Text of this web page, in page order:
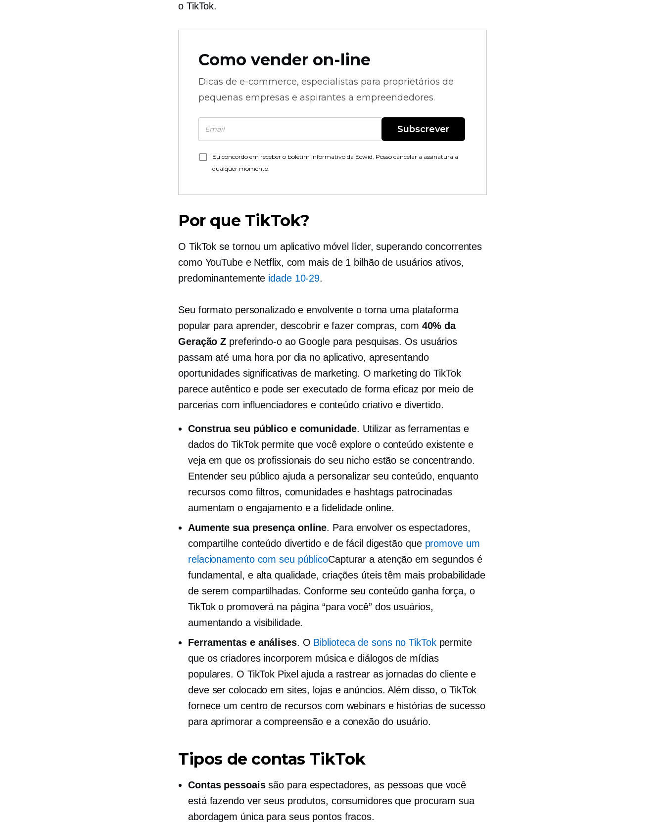
o TikTok.
Como vender on-line
Dicas de e-commerce, especialistas para proprietários de
pequenas empresas e aspirantes a empreendedores.
Subscrever
Eu concordo em receber o boletim informativo da Ecwid. Posso cancelar a assinatura a
qualquer momento.
Por que TikTok?
O TikTok se tornou um aplicativo móvel líder, superando concorrentes
como YouTube e Netflix, com mais de 1 bilhão de usuários ativos,
predominantemente idade 10-29.
Seu formato personalizado e envolvente o torna uma plataforma
popular para aprender, descobrir e fazer compras, com 40% da
Geração Z preferindo-o ao Google para pesquisas. Os usuários
passam até uma hora por dia no aplicativo, apresentando
oportunidades significativas de marketing. O marketing do TikTok
parece autêntico e pode ser executado de forma eficaz por meio de
parcerias com influenciadores e conteúdo criativo e divertido.
Construa seu público e comunidade. Utilizar as ferramentas e
dados do TikTok permite que você explore o conteúdo existente e
veja em que os profissionais do seu nicho estão se concentrando.
Entender seu público ajuda a personalizar seu conteúdo, enquanto
recursos como filtros, comunidades e hashtags patrocinadas
aumentam o engajamento e a fidelidade online.
Aumente sua presença online. Para envolver os espectadores,
compartilhe conteúdo divertido e de fácil digestão que promove um
relacionamento com seu públicoCapturar a atenção em segundos é
fundamental, e alta qualidade, criações úteis têm mais probabilidade
de serem compartilhadas. Conforme seu conteúdo ganha força, o
TikTok o promoverá na página “para você” dos usuários,
aumentando a visibilidade.
Ferramentas e análises. O Biblioteca de sons no TikTokpermite
que os criadores incorporem música e diálogos de mídias
populares. O TikTok Pixel ajuda a rastrear as jornadas do cliente e
deve ser colocado em sites, lojas e anúncios. Além disso, o TikTok
fornece um centro de recursos com webinars e histórias de sucesso
para aprimorar a compreensão e a conexão do usuário.
Tipos de contas TikTok
Contas pessoaissão para espectadores, as pessoas que você
está fazendo ver seus produtos, consumidores que procuram sua
abordagem única para seus pontos fracos.